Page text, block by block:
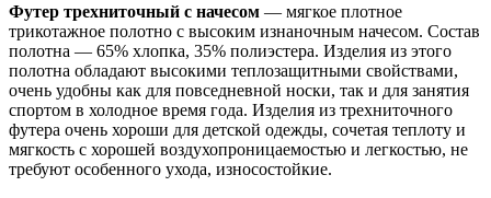
Футер трехниточный с начесом — мягкое плотное
трикотажное полотно с высоким изнаночным начесом. Состав
полотна — 65% хлопка, 35% полиэстера. Изделия из этого
полотна обладают высокими теплозащитными свойствами,
очень удобны как для повседневной носки, так и для занятия
спортом в холодное время года. Изделия из трехниточного
футера очень хороши для детской одежды, сочетая теплоту и
мягкость с хорошей воздухопроницаемостью и легкостью, не
требуют особенного ухода, износостойкие.